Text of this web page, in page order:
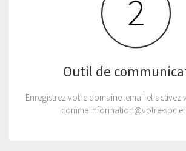
Outil de
Enregistrez votre domaine .email et activez
comme information@votre-